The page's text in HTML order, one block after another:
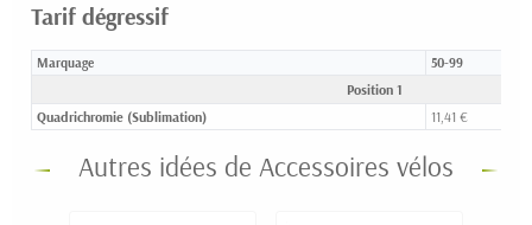
Tarif dégressif
Marquage 50-99
Position 1
Quadrichromie (Sublimation)
11,41 €
Autres idées de Accessoires vélos